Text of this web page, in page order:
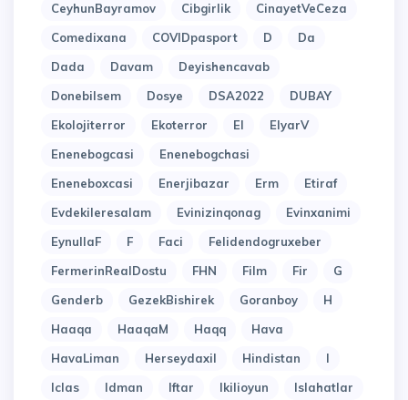
CeyhunBayramov
Cibgirlik
CinayetVeCeza
Comedixana
COVIDpasport D
Da
Dada
Davam
Deyishencavab
Donebilsem
Dosye DSA2022
DUBAY
Ekolojiterror
Ekoterror El
ElyarV
Enenebogcasi
Enenebogchasi
Eneneboxcasi
Enerjibazar Erm
Etiraf
Evdekileresalam
Evinizinqonag
Evinxanimi
EynullaF
F Faci
Felidendogruxeber
FermerinRealDostu
FHN Film Fir
G
Genderb
GezekBishirek Goranboy
H
Haaqa
HaaqaM Haqq
Hava
HavaLiman
Herseydaxil Hindistan
I
Iclas
Idman Iftar Ikilioyun
Islahatlar